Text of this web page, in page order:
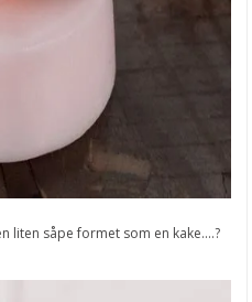
liten såpe formet som en kake....?